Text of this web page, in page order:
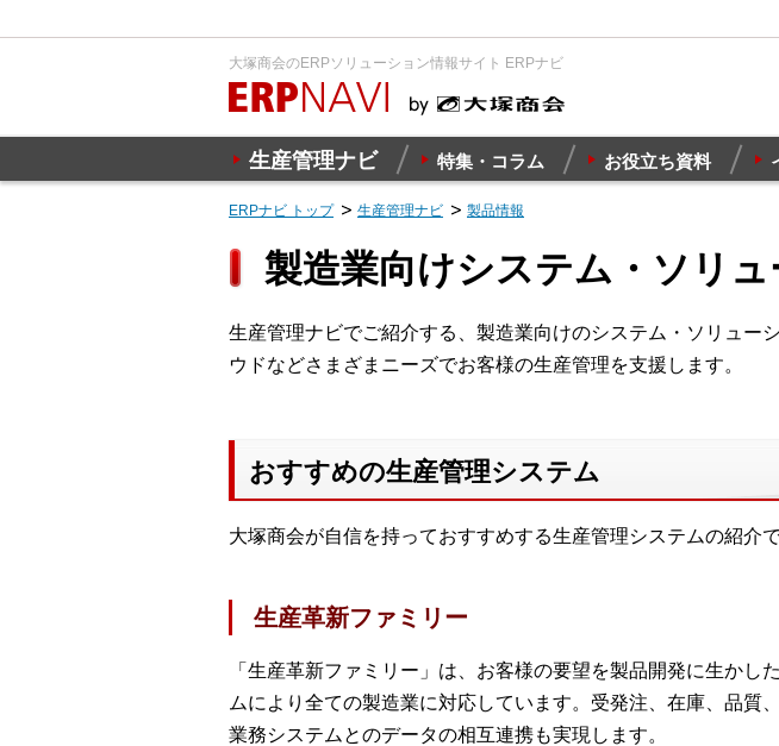
大塚商会のERPソリューション情報サイト ERPナビ
生産管理ナビ 特集・コラム お役立ち資料
ERPナビ トップ 生産管理ナビ 製品情報
製造業向けシステム・ソリ
生産管理ナビでご紹介する、製造業向けのシステム・ソリュー
ウドなどさまざまニーズでお客様の生産管理を支援します。
おすすめの生産管理システム
大塚商会が自信を持っておすすめする生産管理システムの紹介で
生産革新ファミリー
「生産革新ファミリー」は、お客様の要望を製品開発に生か
ムにより全ての製造業に対応しています。受発注、在庫、品
業務システムとのデータの相互連携も実現します。